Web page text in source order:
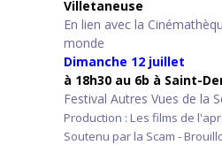
Villetaneuse
En lien avec la
monde
Dimanche 12 juillet
à 18h30 au 6b à Saint-
Festival Autres Vues de la
Production : Les films de
Soutenu par la Scam -